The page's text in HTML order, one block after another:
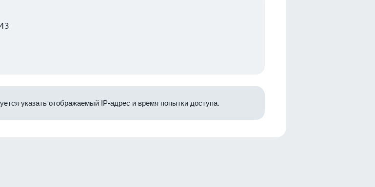
указать отображаемый IP-адрес и время попытки доступа.